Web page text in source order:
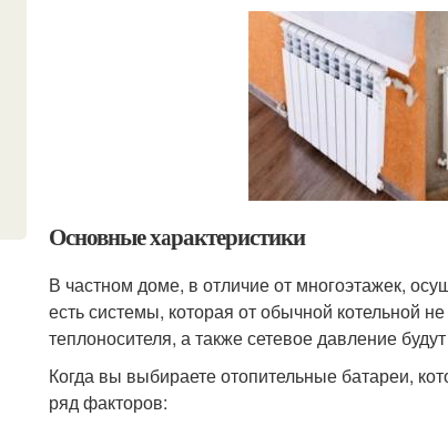
Основные характеристики
В частном доме, в отличие от многоэтажек,
есть системы, которая от обычной котельной
теплоносителя, а также сетевое давление
Когда вы выбираете отопительные батареи,
ряд факторов: